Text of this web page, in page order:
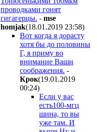
проводками гонят
гигагерцы. - mse
homjak(18.01.2019 23:58)
Вот когда я дорасту
хотя бы до половины
Г, я приму во
внимание Ваши
соображения. -
Крок(19.01.2019
00:24)
Если у вас
есть100-мгц
шина, то вы
уже там. И